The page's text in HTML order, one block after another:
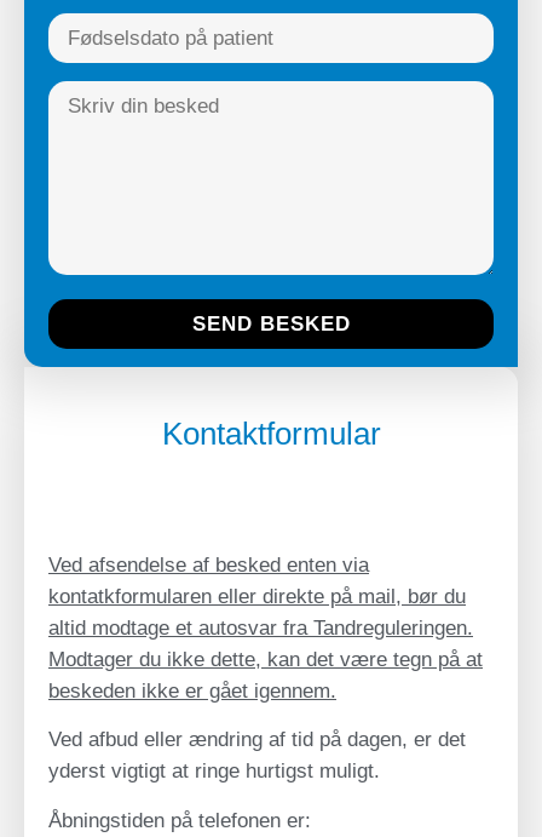
Kontaktformular
Ved afsendelse af besked enten via
kontatkformularen eller direkte på mail, bør du
altid modtage et autosvar fra Tandreguleringen.
Modtager du ikke dette, kan det være tegn på at
beskeden ikke er gået igennem.
Ved afbud eller ændring af tid på dagen, er det
yderst vigtigt at ringe hurtigst muligt.
Åbningstiden på telefonen er: